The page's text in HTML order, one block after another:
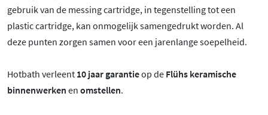
gebruik van de messing cartridge, in tegenstelling tot een
plastic cartridge, kan onmogelijk samengedrukt worden. Al
deze punten zorgen samen voor een jarenlange soepelheid.
Hotbath verleent 10 jaar garantieop de Flühs keramische
binnenwerken en omstellen.